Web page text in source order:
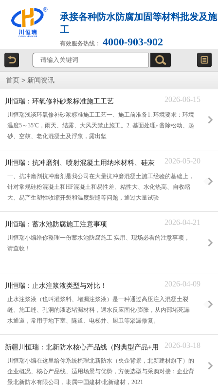
承接各种防水防腐加固等材料批发及施
工
有效服务热线： 4000-903-902
首页 > 新闻资讯
2026-06-15
川恒瑞：环氧修补砂浆标准施工工艺
川恒瑞浅谈环氧修补砂浆标准施工工艺一、施工前准备1. 环境要求：环境
温度5～35℃，雨天、结露、大风天禁止施工。2. 基面处理◦ 凿除松动、起
砂、空鼓、老化混凝土及浮浆，露出坚
2026-05-20
川恒瑞：抗冲磨剂、喷射混凝土用纳米材料、硅灰
等产品介绍以及应用范围
一、抗冲磨剂抗冲磨剂是我公司在大量抗冲磨混凝土施工经验的基础上，
针对常规硅粉混凝土和HF混凝土和易性差、粘性大、水化热高、自收缩
大、易产生塑性收缩开裂和温度裂缝等问题，通过大量试验
2026-04-21
川恒瑞：蓄水池防腐施工注意事项
川恒瑞小编给你整理一份蓄水池防腐施工 实用、现场必看的注意事项，
请查收！
2026-04-09
川恒瑞：止水注浆液类型与对比！
止水注浆液（也叫灌浆料、堵漏注浆液）是一种通过高压注入混凝土裂
缝、施工缝、孔洞的液态堵漏材料，遇水反应固化/膨胀，从内部堵死漏
水通道，常用于地下室、隧道、电梯井、厨卫等渗漏修复。
2026-03-18
新疆川恒瑞：北新防水核心产品线（附典型产品+用
途）
川恒瑞小编在这里给你系统梳理北新防水（央企背景，北新建材旗下）的
企业概况、核心产品线、适用场景与优势，方便选型与采购对接：企业背
景北新防水有限公司，隶属中国建材/北新建材，2021